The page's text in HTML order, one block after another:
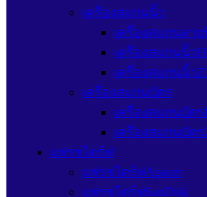
เครื่องสแกนนิ้ว
เครื่องสแกนลา
เครื่องสแกนนิ้ว
เครื่องสแกนนิ้ว
เครื่องสแกนบัตร
เครื่องสแกนบัตร
เครื่องสแกนบัตร
แฟรชไดร์ฟ
แฟรชไดร์ฟApacer
แฟรชไดร์ฟSanDisk